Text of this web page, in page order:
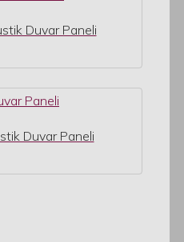
Duvar Paneli
Duvar Paneli